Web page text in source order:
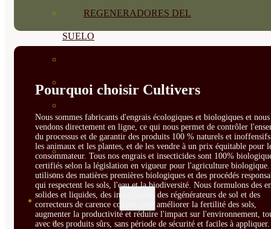
REGENERADORES DEL
SUELO
MATERIAS PRIMAS
PLANTAS
PLANTAS INTERIOR
GROWPUNCH
SEMILLAS
VER TODAS
Pourquoi choisir Cultivers
Nous sommes fabricants d'engrais écologiques et biologiques et nous
vendons directement en ligne, ce qui nous permet de contrôler
du processus et de garantir des produits 100 % naturels et
les animaux et les plantes, et de les vendre à un prix équitable pour
consommateur. Tous nos engrais et insecticides sont 100%
certifiés selon la législation en vigueur pour l'agriculture biologique.
utilisons des matières premières biologiques et des procédés
qui respectent les sols, l'eau et la biodiversité. Nous formulons des
solides et liquides, des insecticides, des régénérateurs de sol et des
correcteurs de carence conçus pour améliorer la fertilité des sols,
augmenter la productivité et réduire l'impact sur l'environnement,
avec des produits sûrs, sans période de sécurité et faciles à appliquer.